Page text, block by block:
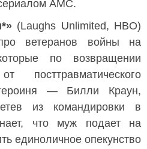
AMC.
(Laughs Unlimited, HBO)
ветеранов войны на
по возвращении
— Билли Краун,
из командировки в
что муж подает на
единоличное опекунство